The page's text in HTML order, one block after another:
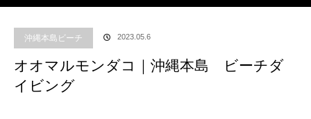
沖縄本島ビーチ 2023.05.6
オオマルモンダコ｜沖縄本島 ビーチダ
イビング